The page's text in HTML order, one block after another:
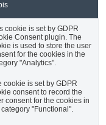
cookie is set by GDPR
Consent plugin. The
is used to store the user
for the cookies in the
"Analytics".
cookie is set by GDPR
consent to record the
consent for the cookies in
"Functional".